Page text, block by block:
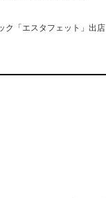
ク「エスタフェット」出店